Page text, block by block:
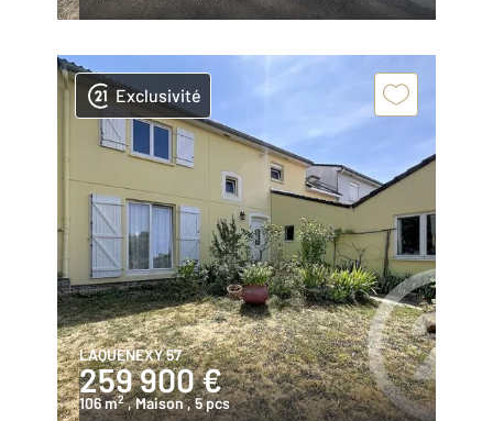
Exclusivité
LAQUENEXY 57
259 900 €
106 m2 , Maison, 5 pcs